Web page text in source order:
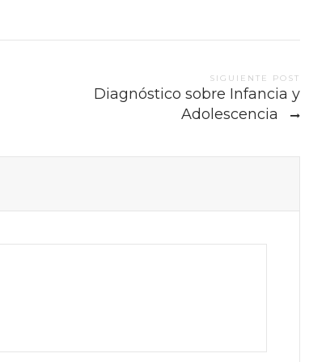
SIGUIENTE POST
Diagnóstico sobre Infancia y
Adolescencia